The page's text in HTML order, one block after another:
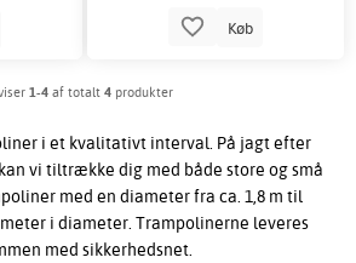
Køb
1-4af totalt 4produkter
i et kvalitativt interval. På jagt efter
vi tiltrække dig med både store og små
med en diameter fra ca. 1,8 m til
i diameter. Trampolinerne leveres
med sikkerhedsnet.